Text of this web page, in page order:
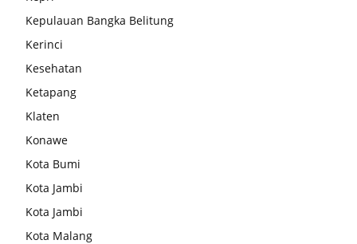
Kepulauan Bangka Belitung
Kerinci
Kesehatan
Ketapang
Klaten
Konawe
Kota Bumi
Kota Jambi
Kota Jambi
Kota Malang